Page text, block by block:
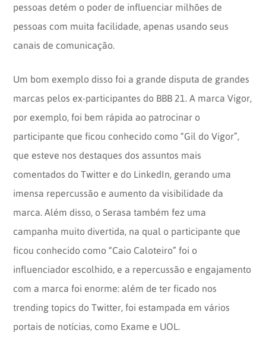
pessoas detém o poder de influenciar milhões de
pessoas com muita facilidade, apenas usando seus
canais de comunicação.
Um bom exemplo disso foi a grande disputa de grandes
marcas pelos ex-participantes do BBB 21. A marca Vigor,
por exemplo, foi bem rápida ao patrocinar o
participante que ficou conhecido como “Gil do Vigor”,
que esteve nos destaques dos assuntos mais
comentados do Twitter e do LinkedIn, gerando uma
imensa repercussão e aumento da visibilidade da
marca. Além disso, o Serasa também fez uma
campanha muito divertida, na qual o participante que
ficou conhecido como “Caio Caloteiro” foi o
influenciador escolhido, e a repercussão e engajamento
com a marca foi enorme: além de ter ficado nos
trending topics do Twitter, foi estampada em vários
portais de notícias, como Exame e UOL.